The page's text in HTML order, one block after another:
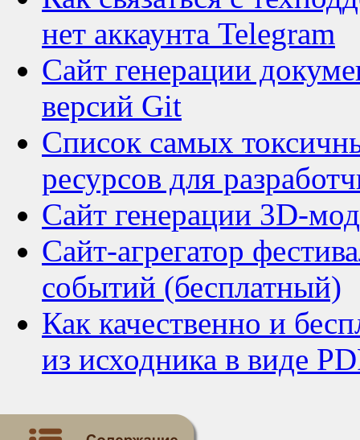
нет аккаунта Telegram
Сайт генерации
версий Git
Список самых
ресурсов для
Сайт генерации 3D-
Сайт-агрегатор
событий (бесплатный)
Как качественно и
из исходника в виде